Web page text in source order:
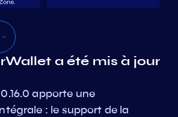
-
a été mis à jour
apporte une
: le support de la